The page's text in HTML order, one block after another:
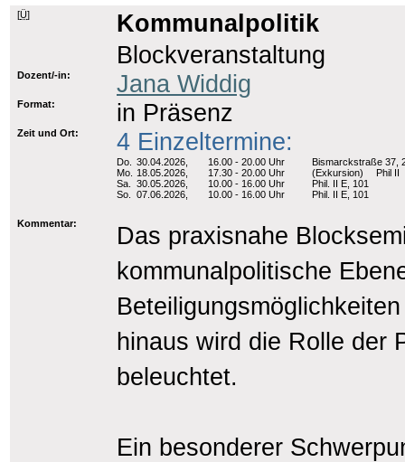
[Ü]
Kommunalpolitik
Blockveranstaltung
Dozent/-in: Jana Widdig
Format: in Präsenz
Zeit und Ort: 4 Einzeltermine:
Do. 30.04.2026, 16.00 - 20.00 Uhr
Bismarckstraße 37,
Mo.
18.05.2026, 17.30 - 20.00 Uhr (Exkursion)
Phil II
Sa.
30.05.2026, 10.00 - 16.00 Uhr
Phil. II E, 101
So.
07.06.2026, 10.00 - 16.00 Uhr Phil. II E, 101
Kommentar:
Das praxisnahe
kommunalpolitische
hinaus wird die Rolle der
beleuchtet.
Ein besonderer